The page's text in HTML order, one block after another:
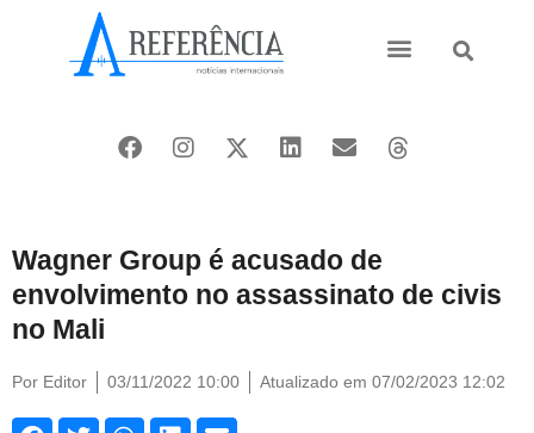
Wagner Group é acusado de
envolvimento no assassinato de civis
no Mali
Por Editor 03/11/2022 10:00 Atualizado em 07/02/2023 12:02